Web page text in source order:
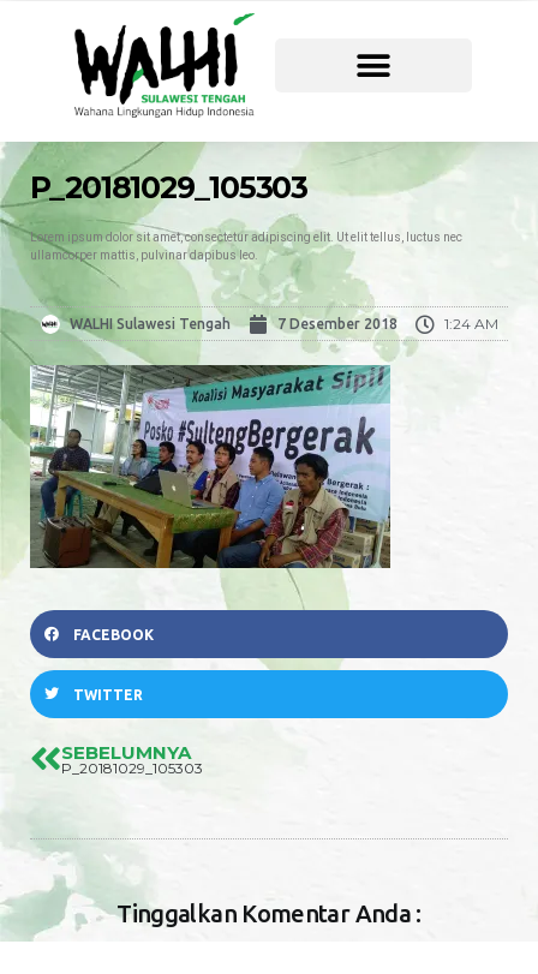
P_20181029_105303
Lorem ipsum dolor sit amet, consectetur adipiscing elit. Ut elit tellus, luctus nec
ullamcorper mattis, pulvinar dapibus leo.
WALHI Sulawesi Tengah 7 Desember 2018 1:24 AM
FACEBOOK
TWITTER
SEBELUMNYA
P_20181029_105303
Tinggalkan Komentar Anda :